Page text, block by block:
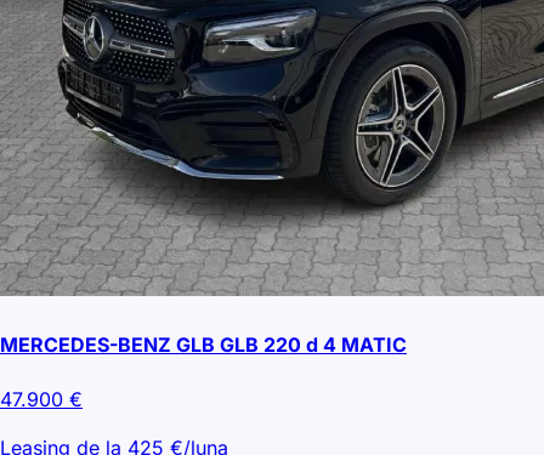
MERCEDES-BENZ GLB GLB 220 d 4 MATIC
47.900 €
Leasing de la 425 €/luna